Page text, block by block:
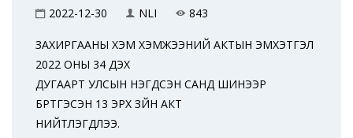
2022-12-30 NLI 843
ЗАХИРГААНЫ ХЭМ ХЭМЖЭЭНИЙ АКТЫН ЭМХЭТГЭЛ
2022 ОНЫ 34 ДЭХ
ДУГААРТ УЛСЫН НЭГДСЭН САНД ШИНЭЭР
БҮРТГЭСЭН 13 ЭРХ ЗҮЙН АКТ
НИЙТЛЭГДЛЭЭ.